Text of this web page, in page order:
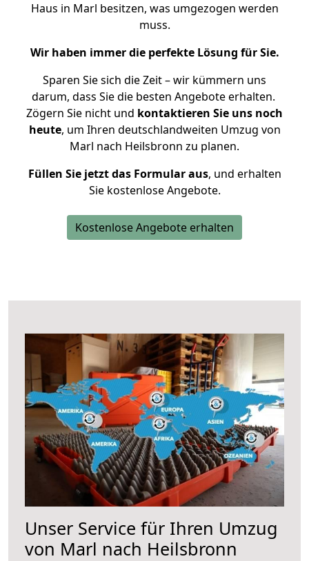
Haus in Marl besitzen, was umgezogen werden
muss.
Wir haben immer die perfekte Lösung für Sie.
Sparen Sie sich die Zeit – wir kümmern uns
darum, dass Sie die besten Angebote erhalten.
Zögern Sie nicht und kontaktieren Sie uns noch
heute, um Ihren deutschlandweiten Umzug von
Marl nach Heilsbronn zu planen.
Füllen Sie jetzt das Formular aus, und erhalten
Sie kostenlose Angebote.
Kostenlose Angebote erhalten
Unser Service für Ihren Umzug
von Marl nach Heilsbronn